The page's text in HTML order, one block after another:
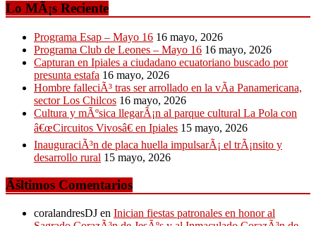
Lo MÃ¡s Reciente
Programa Esap – Mayo 16 16 mayo, 2026
Programa Club de Leones – Mayo 16 16 mayo, 2026
Capturan en Ipiales a ciudadano ecuatoriano buscado por
presunta estafa 16 mayo, 2026
Hombre falleciÃ³ tras ser arrollado en la vÃ­a Panamericana,
sector Los Chilcos 16 mayo, 2026
Cultura y mÃºsica llegarÃ¡n al parque cultural La Pola con
â€œCircuitos Vivosâ€ en Ipiales 15 mayo, 2026
InauguraciÃ³n de placa huella impulsarÃ¡ el trÃ¡nsito y
desarrollo rural 15 mayo, 2026
Ãšltimos Comentarios
coralandresDJ en Inician fiestas patronales en honor al